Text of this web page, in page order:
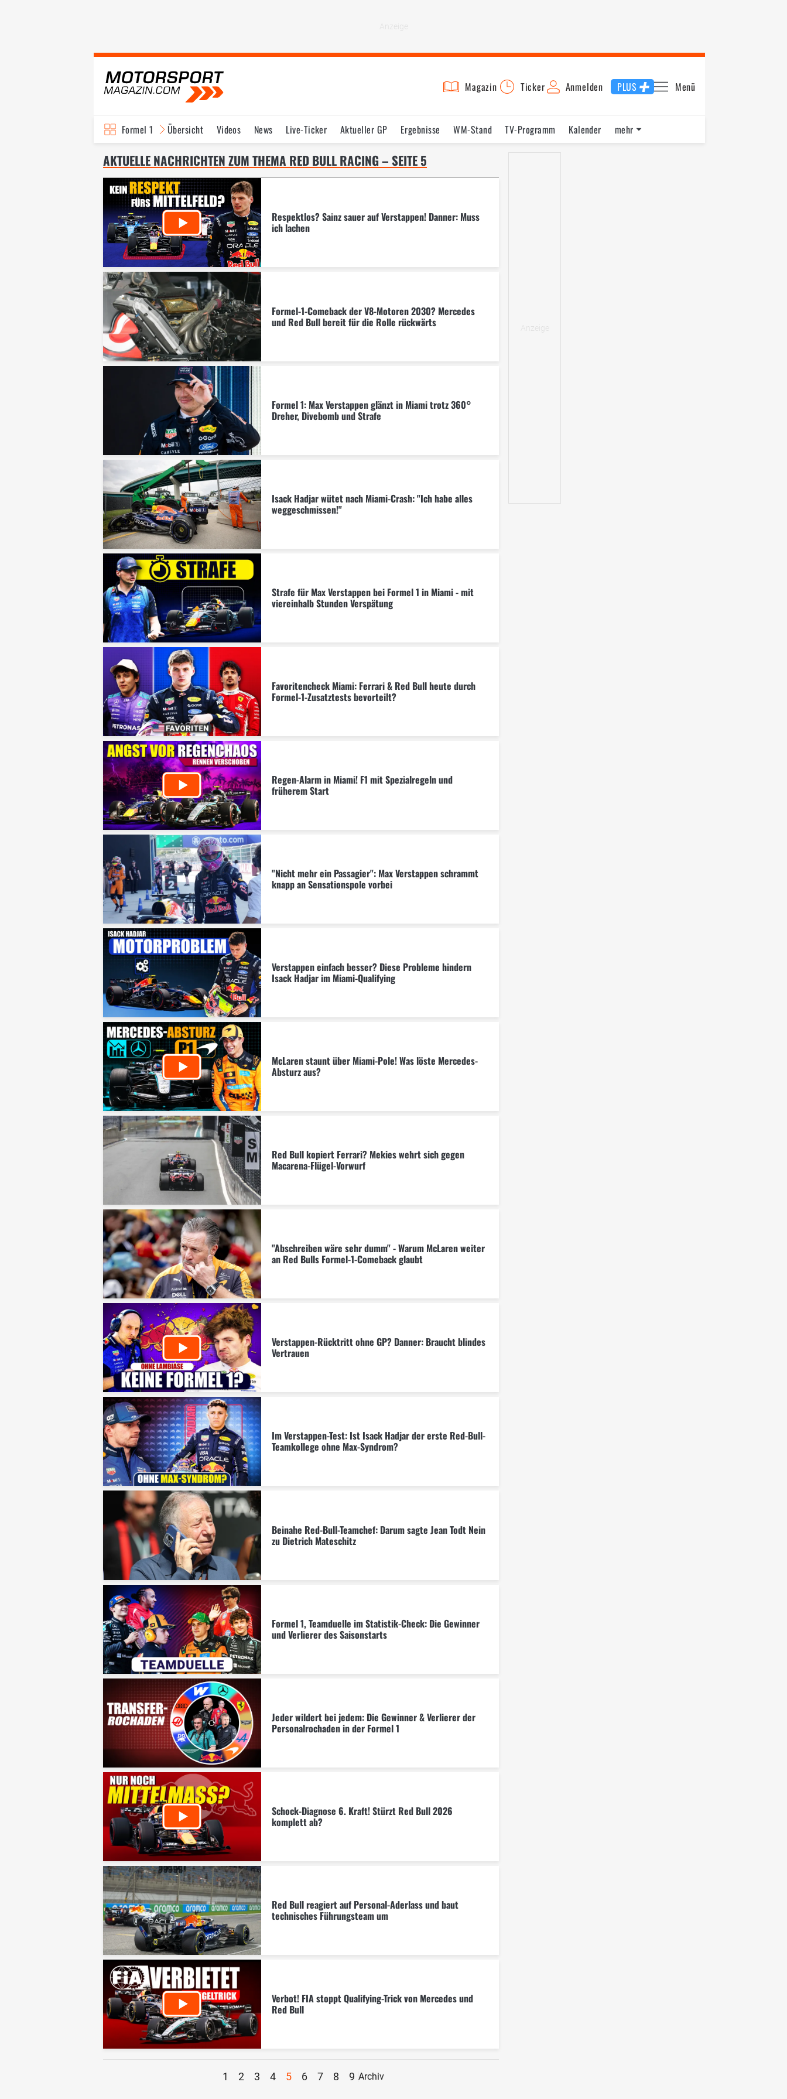
Magazin Ticker Anmelden PLUS Menü
Formel 1 Übersicht Videos News Live-Ticker Aktueller GP Ergebnisse WM-Stand TV-Programm
Kalender
Fahrer & Teams
Bilder Termine Statistik Testfahrten
mehr
AKTUELLE NACHRICHTEN ZUM THEMA RED BULL RACING – SEITE 5
Respektlos? Sainz sauer auf Verstappen! Danner: Muss
ich lachen
Formel-1-Comeback der V8-Motoren 2030? Mercedes
und Red Bull bereit für die Rolle rückwärts
Formel 1: Max Verstappen glänzt in Miami trotz 360°
Dreher, Divebomb und Strafe
Isack Hadjar wütet nach Miami-Crash: "Ich habe alles
weggeschmissen!"
Strafe für Max Verstappen bei Formel 1 in Miami - mit
viereinhalb Stunden Verspätung
Favoritencheck Miami: Ferrari & Red Bull heute durch
Formel-1-Zusatztests bevorteilt?
Regen-Alarm in Miami! F1 mit Spezialregeln und
früherem Start
"Nicht mehr ein Passagier": Max Verstappen schrammt
knapp an Sensationspole vorbei
Verstappen einfach besser? Diese Probleme hindern
Isack Hadjar im Miami-Qualifying
McLaren staunt über Miami-Pole! Was löste Mercedes-
Absturz aus?
Red Bull kopiert Ferrari? Mekies wehrt sich gegen
Macarena-Flügel-Vorwurf
"Abschreiben wäre sehr dumm" - Warum McLaren weiter
an Red Bulls Formel-1-Comeback glaubt
Verstappen-Rücktritt ohne GP? Danner: Braucht blindes
Vertrauen
Im Verstappen-Test: Ist Isack Hadjar der erste Red-Bull-
Teamkollege ohne Max-Syndrom?
Beinahe Red-Bull-Teamchef: Darum sagte Jean Todt Nein
zu Dietrich Mateschitz
Formel 1, Teamduelle im Statistik-Check: Die Gewinner
und Verlierer des Saisonstarts
Jeder wildert bei jedem: Die Gewinner & Verlierer der
Personalrochaden in der Formel 1
Schock-Diagnose 6. Kraft! Stürzt Red Bull 2026
komplett ab?
Red Bull reagiert auf Personal-Aderlass und baut
technisches Führungsteam um
Verbot! FIA stoppt Qualifying-Trick von Mercedes und
Red Bull
1 2 3 4 5 6 7 8 9 Archiv